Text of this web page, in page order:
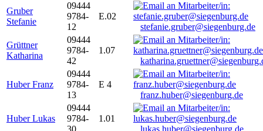
Gruber
Stefanie
09444
9784-
12
E.02
stefanie.gruber@siegenburg.de
Grüttner
Katharina
09444
9784-
42
1.07
Huber Franz
09444
9784-
13
E 4
franz.huber@siegenburg.de
Huber Lukas
09444
9784-
1.01